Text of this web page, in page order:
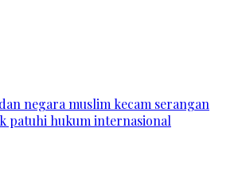
negara muslim kecam serangan
patuhi hukum internasional